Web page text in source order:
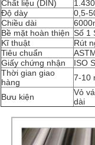
Chất liệu (DIN)
Độ dày
0,5-
Chiều dài
Bề mặt hoàn thiện Số 1
Kĩ thuật
Rút
Tiêu chuẩn
Giấy chứng nhận
ISO
Thời gian giao
hàng
7-10
Bưu kiện
Vỏ
dài